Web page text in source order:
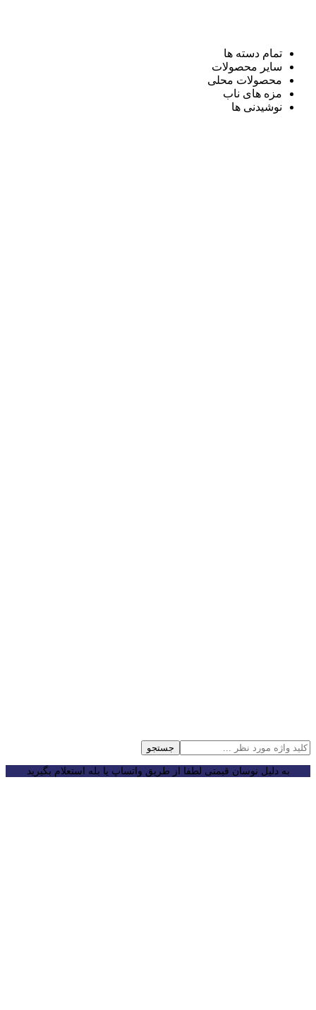
تمام دسته ها
سایر محصولات
محصولات محلی
مزه های ناب
نوشیدنی ها
جستجو
به دلیل نوسان قیمتی لطفا از طریق واتساپ یا بله استعلام بگیرید